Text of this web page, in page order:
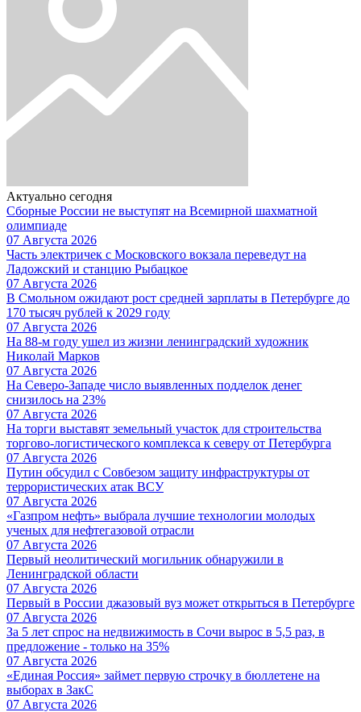
Актуально сегодня
Сборные России не выступят на Всемирной шахматной
олимпиаде
07 Августа 2026
Часть электричек с Московского вокзала переведут на
Ладожский и станцию Рыбацкое
07 Августа 2026
В Смольном ожидают рост средней зарплаты в Петербурге до
170 тысяч рублей к 2029 году
07 Августа 2026
На 88-м году ушел из жизни ленинградский художник
Николай Марков
07 Августа 2026
На Северо-Западе число выявленных подделок денег
снизилось на 23%
07 Августа 2026
На торги выставят земельный участок для строительства
торгово-логистического комплекса к северу от Петербурга
07 Августа 2026
Путин обсудил с Совбезом защиту инфраструктуры от
террористических атак ВСУ
07 Августа 2026
«Газпром нефть» выбрала лучшие технологии молодых
ученых для нефтегазовой отрасли
07 Августа 2026
Первый неолитический могильник обнаружили в
Ленинградской области
07 Августа 2026
Первый в России джазовый вуз может открыться в Петербурге
07 Августа 2026
За 5 лет спрос на недвижимость в Сочи вырос в 5,5 раз, в
предложение - только на 35%
07 Августа 2026
«Единая Россия» займет первую строчку в бюллетене на
выборах в ЗакС
07 Августа 2026